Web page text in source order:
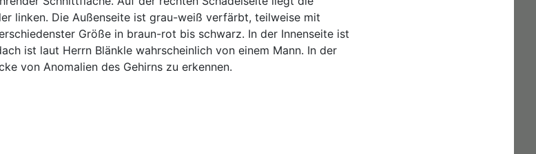
linken. Die Außenseite ist grau-weiß verfärbt, teilweise mit
Größe in braun-rot bis schwarz. In der Innenseite ist
ist laut Herrn Blänkle wahrscheinlich von einem Mann. In der
von Anomalien des Gehirns zu erkennen.